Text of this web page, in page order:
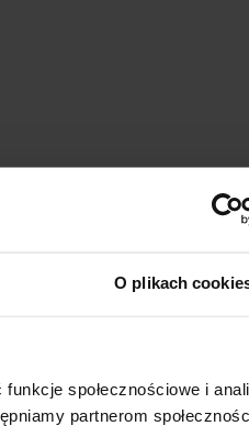
O plikach
społecznościowe i
partnerom